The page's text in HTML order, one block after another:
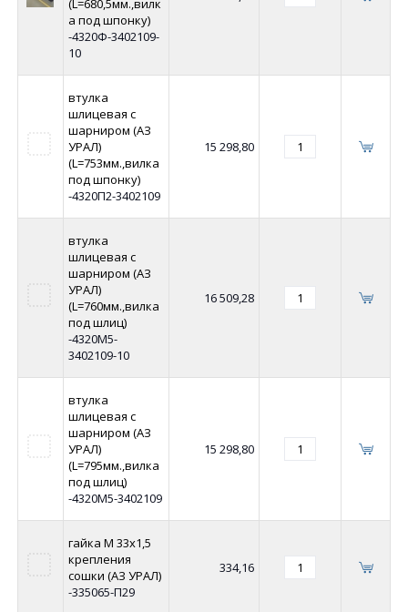
(L=680,5мм.,вилк
а под шпонку)
-4320Ф-3402109-
10
втулка
шлицевая с
шарниром (АЗ
УРАЛ)
(L=753мм.,вилка
под шпонку)
-4320П2-3402109
15 298,80
втулка
шлицевая с
шарниром (АЗ
УРАЛ)
(L=760мм.,вилка
под шлиц)
-4320М5-
3402109-10
16 509,28
втулка
шлицевая с
шарниром (АЗ
УРАЛ)
(L=795мм.,вилка
под шлиц)
-4320М5-3402109
15 298,80
гайка М 33х1,5
крепления
сошки (АЗ УРАЛ)
-335065-П29
334,16